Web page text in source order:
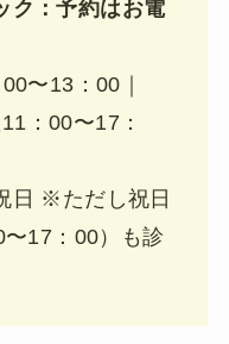
ク：予約はお電
〜13：00｜
：00〜17：
日 ※ただし祝日
17：00）も診